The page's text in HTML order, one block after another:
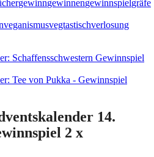
gewinngewinnengewinnspielgräfe
veganismusvegtastischverlosung
Schaffensschwestern Gewinnspiel
Tee von Pukka - Gewinnspiel
14.
2 x